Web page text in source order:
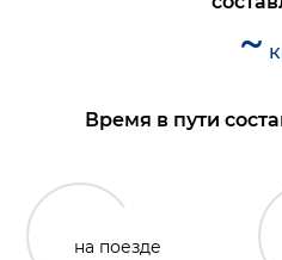
~
Время в пути
на поезде